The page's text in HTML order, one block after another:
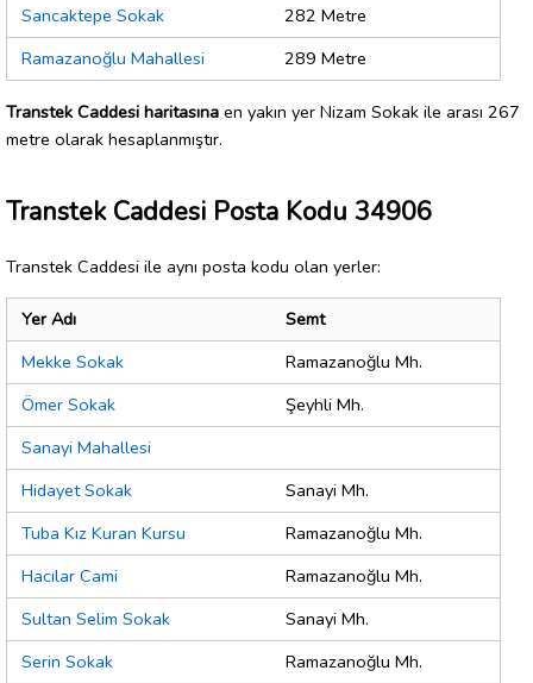
Sancaktepe Sokak
282 Metre
Ramazanoğlu Mahallesi
289 Metre
Transtek Caddesi haritasına en yakın yer Nizam Sokak ile arası 267
metre olarak hesaplanmıştır.
Transtek Caddesi Posta Kodu 34906
Transtek Caddesi ile aynı posta kodu olan yerler:
Yer Adı
Semt
Mekke Sokak
Ramazanoğlu Mh.
Ömer Sokak
Şeyhli Mh.
Sanayi Mahallesi
Hidayet Sokak
Sanayi Mh.
Tuba Kız Kuran Kursu
Ramazanoğlu Mh.
Hacılar Cami
Ramazanoğlu Mh.
Sultan Selim Sokak
Sanayi Mh.
Serin Sokak
Ramazanoğlu Mh.